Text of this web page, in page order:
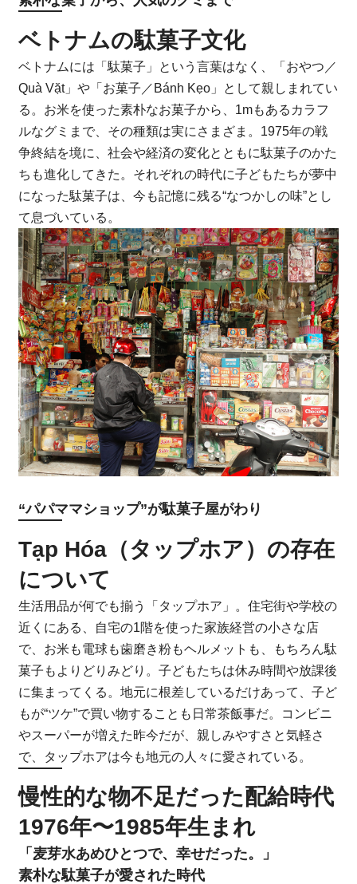
ベトナムの駄菓子文化
ベトナムには「駄菓子」という言葉はなく、「おやつ／
Quà Vặt」や「お菓子／Bánh Kẹo」として親しまれてい
る。お米を使った素朴なお菓子から、1mもあるカラフ
ルなグミまで、その種類は実にさまざま。1975年の戦
争終結を境に、社会や経済の変化とともに駄菓子のかた
ちも進化してきた。それぞれの時代に子どもたちが夢中
になった駄菓子は、今も記憶に残る“なつかしの味”とし
て息づいている。
“パパママショップ”が駄菓子屋がわり
Tạp Hóa（タップホア）の存在
について
生活用品が何でも揃う「タップホア」。住宅街や学校の
近くにある、自宅の1階を使った家族経営の小さな店
で、お米も電球も歯磨き粉もヘルメットも、もちろん駄
菓子もよりどりみどり。子どもたちは休み時間や放課後
に集まってくる。地元に根差しているだけあって、子ど
もが“ツケ”で買い物することも日常茶飯事だ。コンビニ
やスーパーが増えた昨今だが、親しみやすさと気軽さ
で、タップホアは今も地元の人々に愛されている。
慢性的な物不足だった配給時代
1976年〜1985年生まれ
「麦芽水あめひとつで、幸せだった。」
素朴な駄菓子が愛された時代